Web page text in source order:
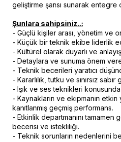
geliştirme şansı sunarak entegre
Şunlara sahipsiniz..:
- Güçlü kişiler arası, yönetim ve
- Küçük bir teknik ekibe liderlik
- Kültürel olarak duyarlı ve
- Detaylara ve sunuma önem
- Teknik becerileri yaratıcı
- Kararlılık, tutku ve sınırsız sabır
- Işık ve ses teknikleri
- Kaynakların ve ekipmanın
kanıtlanmış geçmiş performans.
- Etkinlik departmanını tamamen
becerisi ve istekliliği.
- Teknik sorunların nedenlerini